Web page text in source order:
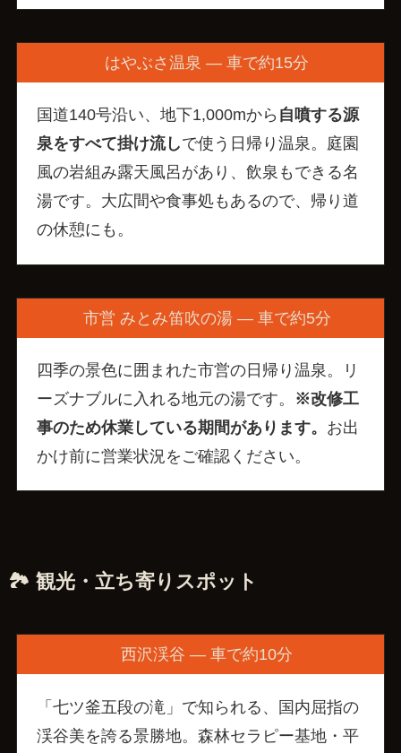
はやぶさ温泉 — 車で約15分
国道140号沿い、地下1,000mから 自噴する源
泉をすべて掛け流しで使う日帰り温泉。庭園
風の岩組み露天風呂があり、飲泉もできる名
湯です。大広間や食事処もあるので、帰り道
の休憩にも。
市営 みとみ笛吹の湯 — 車で約5分
四季の景色に囲まれた市営の日帰り温泉。リ
ーズナブルに入れる地元の湯です。 ※改修工
事のため休業している期間があります。 お出
かけ前に営業状況をご確認ください。
🏞️ 観光・立ち寄りスポット
西沢渓谷 — 車で約10分
「七ツ釜五段の滝」で知られる、国内屈指の
渓谷美を誇る景勝地。森林セラピー基地・平